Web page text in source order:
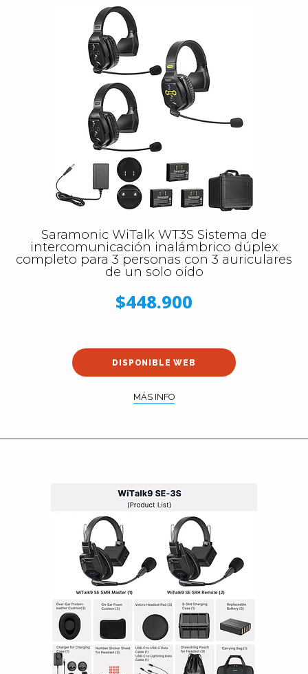
Saramonic WiTalk WT3S Sistema de
intercomunicación inalámbrico dúplex
completo para 3 personas con 3 auriculares
de un solo oído
$448.900
DISPONIBLE WEB
MÁS INFO